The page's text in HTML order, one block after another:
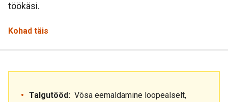
töökäsi.
Kohad täis
Talgutööd: Võsa eemaldamine loopealselt,